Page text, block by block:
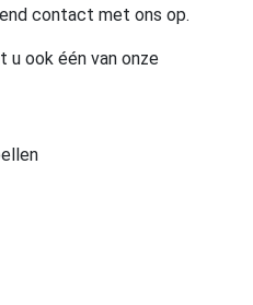
contact met ons op.
u ook één van onze